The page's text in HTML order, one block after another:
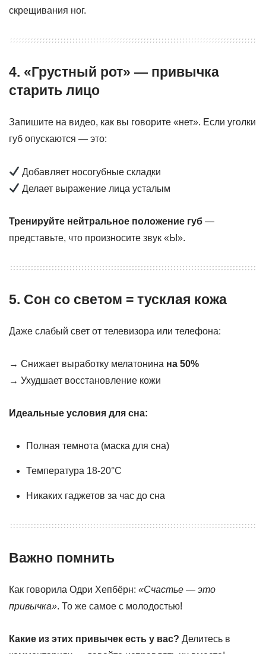
скрещивания ног.
4. «Грустный рот» — привычка
старить лицо
Запишите на видео, как вы говорите «нет». Если уголки
губ опускаются — это:
Добавляет носогубные складки
Делает выражение лица усталым
Тренируйте нейтральное положение губ —
представьте, что произносите звук «Ы».
5. Сон со светом = тусклая кожа
Даже слабый свет от телевизора или телефона:
→ Снижает выработку мелатонина на 50%
→ Ухудшает восстановление кожи
Идеальные условия для сна:
Полная темнота (маска для сна)
Температура 18-20°C
Никаких гаджетов за час до сна
Важно помнить
Как говорила Одри Хепбёрн: «Счастье — это
привычка». То же самое с молодостью!
Какие из этих привычек есть у вас? Делитесь в